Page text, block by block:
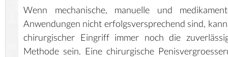
Wenn mechanische, manuelle und
Anwendungen nicht erfolgsversprechend sind,
chirurgischer Eingriff immer noch die
Methode sein. Eine chirurgische